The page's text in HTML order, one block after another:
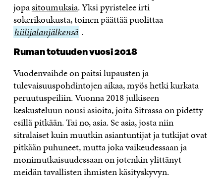
jopasitoumuksia. Yksi pyristelee irti
sokerikoukusta, toinen päättää puolittaa
hiilijalanjälkensä .
Ruman totuuden vuosi 2018
Vuodenvaihde on paitsi lupausten ja
tulevaisuuspohdintojen aikaa, myös hetki kurkata
peruutuspeiliin. Vuonna 2018 julkiseen
keskusteluun nousi asioita, joita Sitrassa on pidetty
esillä pitkään. Tai no, asia. Se asia, josta niin
sitralaiset kuin muutkin asiantuntijat ja tutkijat ovat
pitkään puhuneet, mutta joka vaikeudessaan ja
monimutkaisuudessaan on jotenkin ylittänyt
meidän tavallisten ihmisten käsityskyvyn.